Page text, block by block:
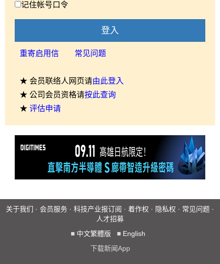
记住帐号口令
登入
重寄启用信 常见问题
★ 会员联络人网页请由此登入
★ 公司会员资格请按此查询
★ 评估申请
关于我们 · 会员服务 · 科技产业报订阅 · 着作权 · 隐私权 · 常见问题 ·
人才招募
■ 中文繁體版 ■ English
下载新闻App